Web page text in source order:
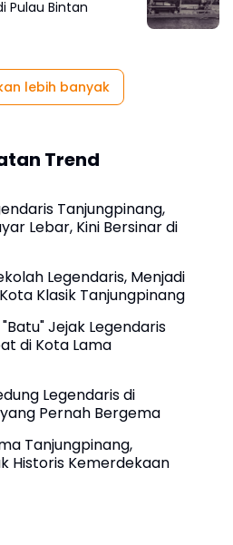
Pulau Bintan
lebih banyak
Trend
Tanjungpinang,
Lebar, Kini Bersinar di
Legendaris, Menjadi
Klasik Tanjungpinang
Jejak Legendaris
di Kota Lama
Legendaris di
Pernah Bergema
Tanjungpinang,
Historis Kemerdekaan